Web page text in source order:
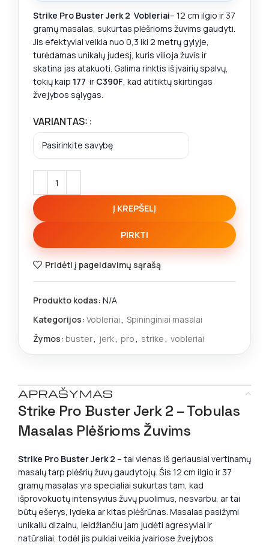
Strike Pro Buster Jerk 2 Vobleriai– 12 cm ilgio ir 37
gramų masalas, sukurtas plėšrioms žuvims gaudyti.
Jis efektyviai veikia nuo 0,3 iki 2 metrų gylyje,
turėdamas unikalų judesį, kuris vilioja žuvis ir
skatina jas atakuoti. Galima rinktis iš įvairių spalvų,
tokių kaip 177 ir C390F, kad atitiktų skirtingas
žvejybos sąlygas.
VARIANTAS:
Į KREPŠELĮ
PIRKTI
Pridėti į pageidavimų sąrašą
Produkto kodas: N/A
Kategorijos: Vobleriai, Spininginiai masalai
Žymos: buster, jerk, pro, strike, vobleriai
APRAŠYMAS
Strike Pro Buster Jerk 2 – Tobulas
Masalas Plėšrioms Žuvims
Strike Pro Buster Jerk 2 – tai vienas iš geriausiai vertinamų
masalų tarp plėšrių žuvų gaudytojų. Šis 12 cm ilgio ir 37
gramų masalas yra specialiai sukurtas tam, kad
išprovokuotų intensyvius žuvų puolimus, nesvarbu, ar tai
būtų ešerys, lydeka ar kitas plėšrūnas. Masalas pasižymi
unikaliu dizainu, leidžiančiu jam judėti agresyviai ir
natūraliai, todėl jis puikiai veikia įvairiose žvejybos